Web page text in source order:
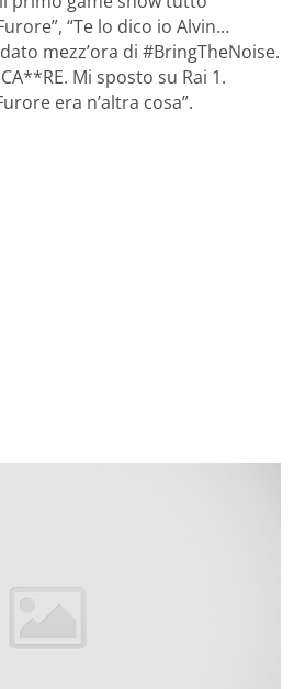
“Te lo dico io Alvin…
mezz’ora di #BringTheNoise.
Mi sposto su Rai 1.
era n’altra cosa”.